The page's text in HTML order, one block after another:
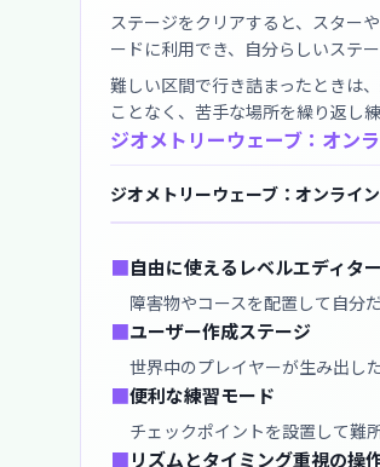
ステージをクリアすると、スター
ードに利用でき、自分らしいステ
難しい区間で行き詰まったときは
ことなく、苦手な場所を繰り返し
ジオメトリーウェーブ：オン
ジオメトリーウェーブ：オンライ
■自由に使えるレベルエディター
障害物やコースを配置して自分
■ユーザー作成ステージ
世界中のプレイヤーが生み出し
■便利な練習モード
チェックポイントを設置して難
■リズムとタイミング重視の操